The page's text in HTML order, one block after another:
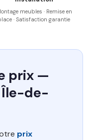
meubles · Remise en
· Satisfaction garantie
prix —
Île-de-
prix